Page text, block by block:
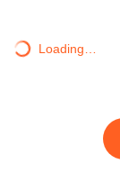
Loading…